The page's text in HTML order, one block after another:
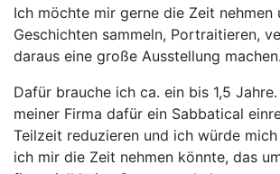
Ich möchte mir gerne die Zeit nehmen
Geschichten sammeln, Portraitieren,
daraus eine große Ausstellung machen.
Dafür brauche ich ca. ein bis 1,5
meiner Firma dafür ein Sabbatical
Teilzeit reduzieren und ich würde
ich mir die Zeit nehmen könnte, das